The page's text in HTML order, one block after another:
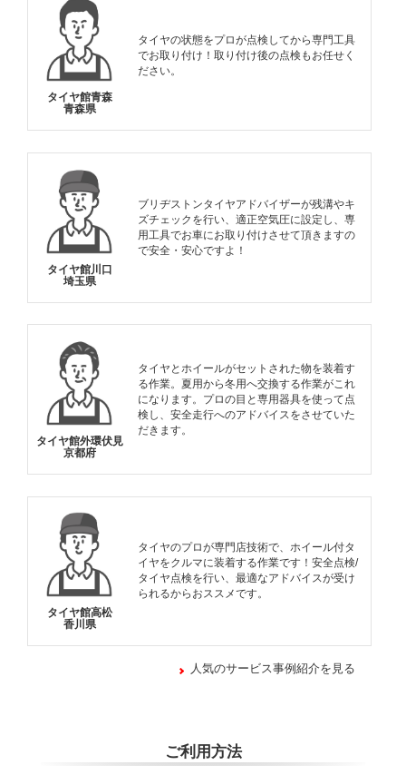
タイヤ館青森
青森県
タイヤの状態をプロが点検してから専門工具
でお取り付け！取り付け後の点検もお任せく
ださい。
タイヤ館川口
埼玉県
ブリヂストンタイヤアドバイザーが残溝やキ
ズチェックを行い、適正空気圧に設定し、専
用工具でお車にお取り付けさせて頂きますの
で安全・安心ですよ！
タイヤ館外環伏見
京都府
タイヤとホイールがセットされた物を装着す
る作業。夏用から冬用へ交換する作業がこれ
になります。プロの目と専用器具を使って点
検し、安全走行へのアドバイスをさせていた
だきます。
タイヤ館高松
香川県
タイヤのプロが専門店技術で、ホイール付タ
イヤをクルマに装着する作業です！安全点検/
タイヤ点検を行い、最適なアドバイスが受け
られるからおススメです。
人気のサービス事例紹介を見る
ご利用方法